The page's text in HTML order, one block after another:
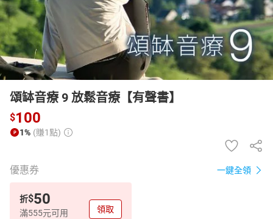
頌缽音療 9 放鬆音療【有聲書】
$100
1% (賺1點)
優惠券 一鍵全領
折$50
滿555元可用 領取